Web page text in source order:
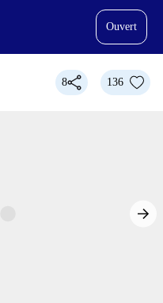
Ouvert
8 136